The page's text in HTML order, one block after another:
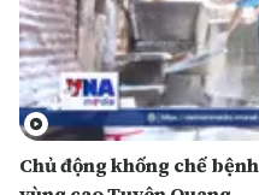
Chủ động khống chế